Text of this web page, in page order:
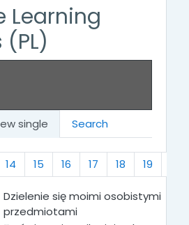
Learning
single Search
14 15 16 17 18 19
Dzielenie się moimi osobistymi
przedmiotami